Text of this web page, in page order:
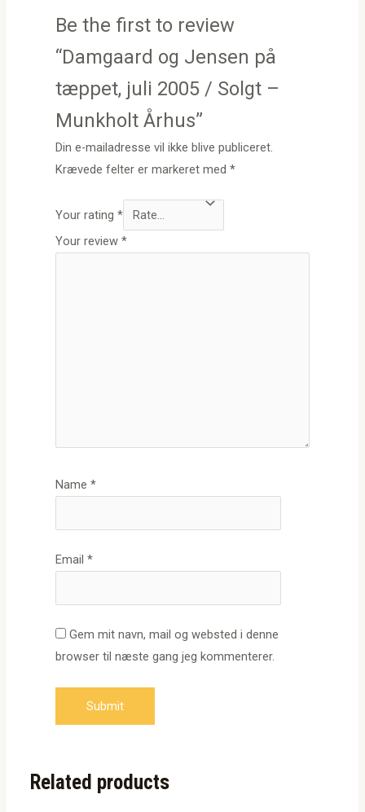
Be the first to review
“Damgaard og Jensen på
tæppet, juli 2005 / Solgt –
Munkholt Århus”
Din e-mailadresse vil ikke blive publiceret.
Krævede felter er markeret med*
Your rating*
Your review*
Name*
Email*
Gem mit navn, mail og websted i denne
browser til næste gang jeg kommenterer.
Related products